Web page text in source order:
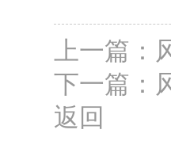
上一篇：
下一篇：
返回